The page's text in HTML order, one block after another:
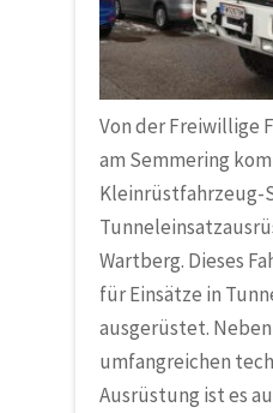
Von derFreiwillige
am Semmering
Kleinrüstfahrzeug-
Wartberg. Dieses
für Einsätze in
ausgerüstet.
umfangreichen
Ausrüstung ist es